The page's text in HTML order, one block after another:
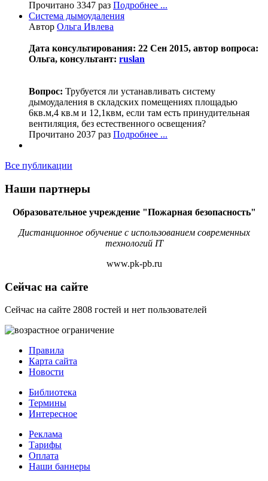
Прочитано 3347 раз Подробнее ...
Система дымоудаления
Автор Ольга Ивлева
Дата консультирования: 22 Сен 2015, автор вопроса:
Ольга, консультант: ruslan
Вопрос: Трубуется ли устанавливать систему
дымоудаления в складских помещениях площадью
6кв.м,4 кв.м и 12,1квм, если там есть принудительная
вентиляция, без естественного освещения?
Прочитано 2037 раз Подробнее ...
Все публикации
Наши партнеры
Образовательное учреждение "Пожарная безопасность"
Дистанционное обучение с использованием современных
технологий IT
www.pk-pb.ru
Сейчас на сайте
Сейчас на сайте 2808 гостей и нет пользователей
Правила
Карта сайта
Новости
Библиотека
Термины
Интересное
Реклама
Тарифы
Оплата
Наши баннеры